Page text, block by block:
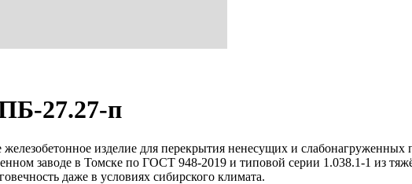
27.27-п
изделие для перекрытия ненесущих и
заводе в Томске по ГОСТ 948-2019 и типовой серии 1.038.1-1 из
даже в условиях сибирского климата.